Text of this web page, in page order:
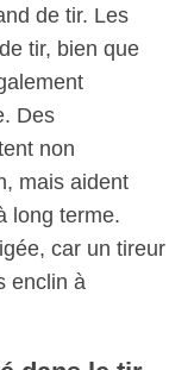
de tir. Les
tir, bien que
Des
non
mais aident
long terme.
car un tireur
enclin à